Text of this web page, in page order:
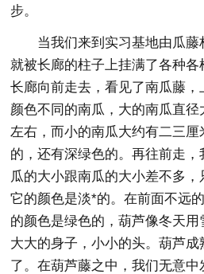
步。
当我们来到实习基地由瓜藤
就被长廊的柱子上挂满了各种
长廊向前走去，看见了南瓜藤
颜色不同的南瓜，大的南瓜直
左右，而小的南瓜大约有二三
的，还有深绿色的。再往前走
瓜的大小跟南瓜的大小差不多，
它的颜色是淡*的。在前面不远
的颜色是绿色的，葫芦像冬天
大大的身子，小小的头。葫芦
了。在葫芦藤之中，我们无意